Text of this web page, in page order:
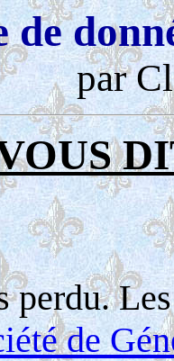
de
par
perdu.
de